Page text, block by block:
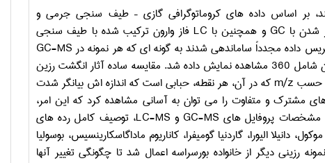
بر اساس داده ­های کروماتوگرافی گازی – طیف ­سنجی جرمی و
شدن با GC و همچنین با LC فاز وارون ترکیب شده با طیف ­سنجی
داده مجدداً ساماندهی شدند به گونه ­ای که هر نمونه درGC-MS
با ستون شامل 360 مشاهده نمایش داده شد. مقایسه ساده آثار انگشت رزین
حسب m/z که در آن، هر نقطه، حبابی است که اندازه ­اش بیانگر شدت
مشترک و متفاوت را می­ توان به آسانی مشاهده کرد که این امر،
مشخصات پروفایل­ های GC-MS و LC-MS، توصیف کامل رده ­های
خوشه اصلی کومیفورا موکول، دانیلا الیورا، گاردنیا گومیفرا، کاناریوم ماداگاسکارینسیس، بوسولیا
رزینی دیگر از خانواده بورسراسه اعمال شد تا چگونگی تغییر آنها